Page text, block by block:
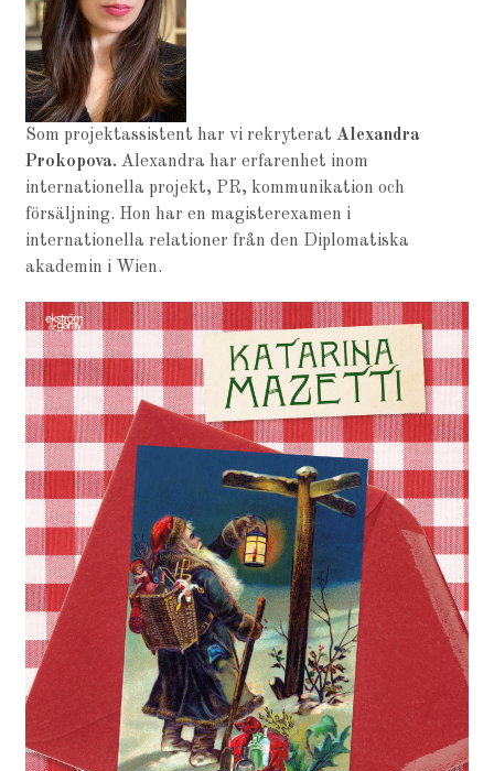
Som projektassistent har vi rekryteratAlexandra
Prokopova. Alexandra har erfarenhet inom
internationella projekt, PR, kommunikation och
försäljning. Hon har en magisterexamen i
internationella relationer från den Diplomatiska
akademin i Wien.